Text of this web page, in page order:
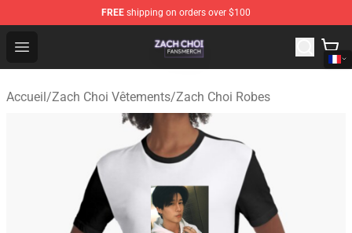
FREE shipping on orders over $100
Open menu
Zach Choi Shop - Official Zach Choi Merchandise Store
Accueil/Zach Choi Vêtements/Zach Choi Robes